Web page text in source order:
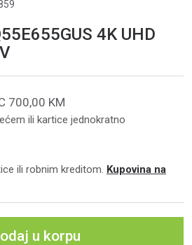
4K UHD
700,00 KM
ili kartice jednokratno
ili robnim kreditom. Kupovina na
u korpu